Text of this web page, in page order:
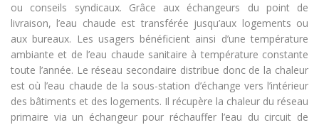
ou conseils syndicaux. Grâce aux échangeurs du point de
livraison, l’eau chaude est transférée jusqu’aux logements ou
aux bureaux. Les usagers bénéficient ainsi d’une température
ambiante et de l’eau chaude sanitaire à température constante
toute l’année. Le réseau secondaire distribue donc de la chaleur
est où l’eau chaude de la sous-station d’échange vers l’intérieur
des bâtiments et des logements. Il récupère la chaleur du réseau
primaire via un échangeur pour réchauffer l’eau du circuit de